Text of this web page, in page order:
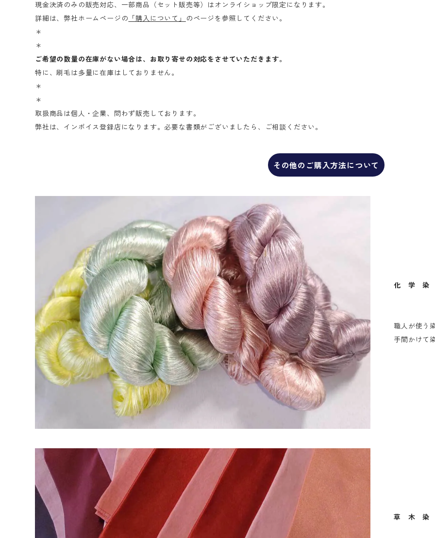
現金決済のみの販売対応、一部商品（セット販売等）はオンライショップ限定になります。
詳細は、弊社ホームページの 「購入について」
のページを参照してください。
＊
＊
ご希望の数量の在庫がない場合は、お取り寄せの対応をさせていただきます。
特に、刷毛は多量に在庫はしておりません。
＊
＊
取扱商品は個人・企業、問わず販売しております。
弊社は、インボイス登録店になります。必要な書類がございましたら、ご相談ください。
その他のご購入方法について
化 学 染
職人が使う
手間かけて
草 木 染